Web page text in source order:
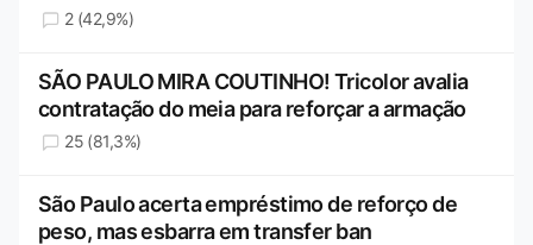
2 (42,9%)
SÃO PAULO MIRA COUTINHO! Tricolor avalia
contratação do meia para reforçar a armação
25 (81,3%)
São Paulo acerta empréstimo de reforço de
peso, mas esbarra em transfer ban